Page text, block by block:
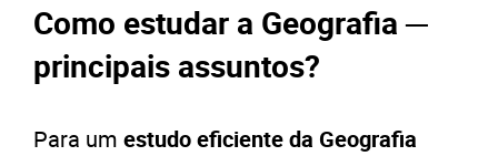
Como estudar a Geografia ─
principais assuntos?
Para um estudo eficiente da Geografia